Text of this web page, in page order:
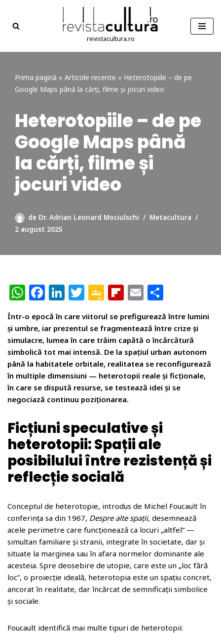
Sari
conținut
revistacultura.ro
Prima pagină » Articole recente » Heterotopiile – de pe
Google Maps până la cărți, filme și jocuri video
Heterotopiile – de pe
Google Maps până
la cărți, filme și
jocuri video
de Dr. Adrian Leonard Mociulschi
Metacultura
2 august 2025
W
at
s
A
p
p
F
a
c
e
b
o
o
k
Li
k
e
dI
n
T
w
itt
e
r
G
o
o
gl
e
Cl
a
ss
r
o
o
m
Fl
ip
b
o
ar
d
E
ai
l
ar
ta
je
az
ă
Într-o epocă în care viitorul se prefigurează între lumini
și umbre, iar prezentul se fragmentează între crize și
simulacre, lumea în care trăim capătă o încărcătură
simbolică tot mai intensă. De la spațiul urban autonom
până la habitatele orbitale, realitatea se reconfigurează
în multiple dimensiuni — heterotopii reale și ficționale,
în care se dispută resurse, se testează idei și se
negociază continuu poziționarea.
Ficțiuni speculative și
heterotopii: Spații ale
posibilului între rezistență și
reflecție socială
Conceptul de heterotopie, introdus de Michel Foucault în
conferința sa din 1967, Despre alte spații, desemnează
acele perimetre care funcționează ca locuri „altfel” —
simultan familiare și stranii, integrate în societate, dar și
situate la marginea sau în afara normelor dominante ale
acesteia. Spre deosebire de utopie, care este un „loc fără
loc”, o proiecție ideală, heterotopia este un spațiu concret,
ancorat în realitate, dar încărcat de semnificații simbolice
și sociale.
Foucault identifică mai multe tipuri de heterotopii: